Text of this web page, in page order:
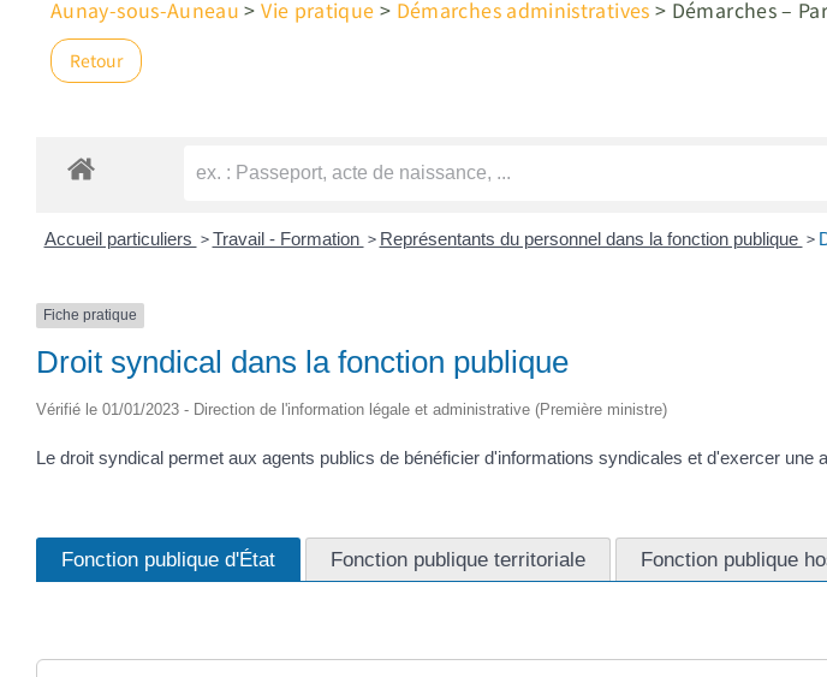
Aunay-sous-Auneau >Vie pratique > Démarches administratives > Démarches –
Retour
Accueil particuliers > Travail - Formation > Représentants du personnel dans la fonction publique >
Fiche pratique
Droit syndical dans la fonction publique
Vérifié le 01/01/2023 - Direction de l'information légale et administrative (Première ministre)
Le droit syndical permet aux agents publics de bénéficier d'informations syndicales et d'exercer une
Fonction publique d'État Fonction publique territoriale Fonction publique